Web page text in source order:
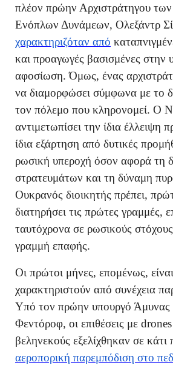
πλέον πρώην Αρχιστράτηγου
Ενόπλων Δυνάμεων, Ολεξάντρ
χαρακτηριζόταν από
και προαγωγές βασισμένες στην
αφοσίωση. Όμως, ένας
να διαμορφώσει σύμφωνα με το
τον πόλεμο που κληρονομεί. Ο
αντιμετωπίσει την ίδια έλλειψη
ίδια εξάρτηση από δυτικές
ρωσική υπεροχή όσον αφορά τη
στρατευμάτων και τη δύναμη
Ουκρανός διοικητής πρέπει,
διατηρήσει τις πρώτες γραμμές,
ταυτόχρονα σε ρωσικούς
γραμμή επαφής.
Οι πρώτοι μήνες, επομένως,
χαρακτηριστούν από συνέχεια
Υπό τον πρώην υπουργό Άμυνας
Φεντόροφ, οι επιθέσεις με
βεληνεκούς εξελίχθηκαν σε κάτι
αεροπορική παρεμπόδιση στο